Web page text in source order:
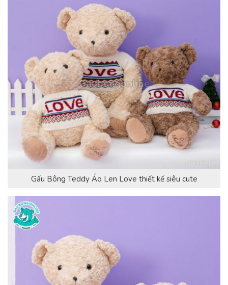
Gấu Bông Teddy Áo Len Love thiết kế siêu cute